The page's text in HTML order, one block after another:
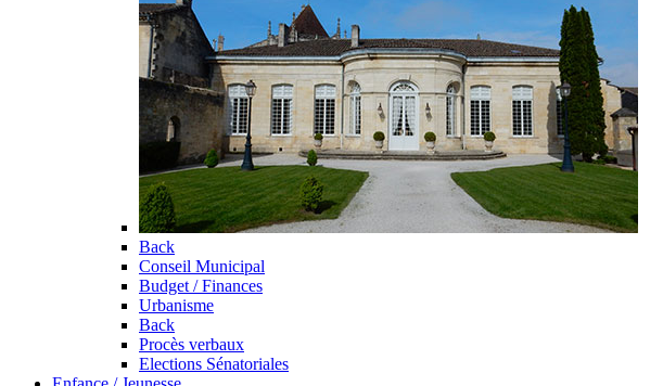
Back
Conseil Municipal
Budget / Finances
Urbanisme
Back
Procès verbaux
Elections Sénatoriales